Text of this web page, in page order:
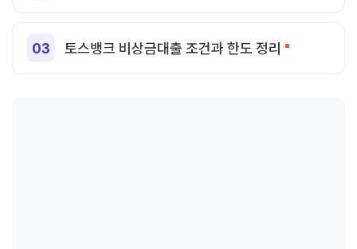
토스뱅크 비상금대출 조건과 한도 정리